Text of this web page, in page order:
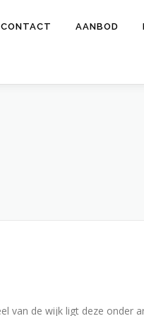
CONTACT AANBOD
van de wijk ligt deze onder